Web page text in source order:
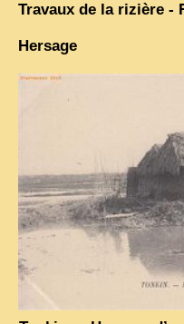
FRONTIÈRE
1908, RÉVOLTE
ANNAM CENTRE
LAOS
CAMBODGE
ALBUMS DE FAMILLE
Travaux de la rizière -
Hersage